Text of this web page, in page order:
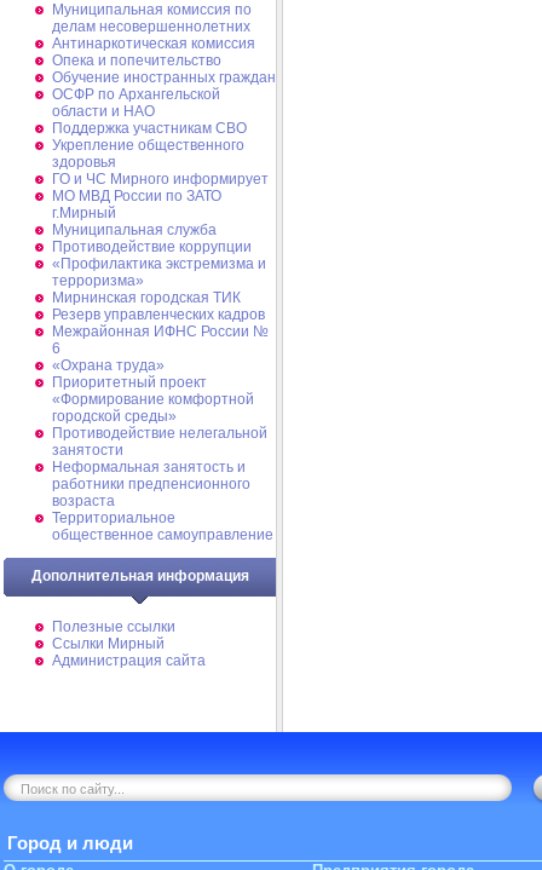
Муниципальная комиссия по
делам несовершеннолетних
Антинаркотическая комиссия
Опека и попечительство
Обучение иностранных граждан
ОСФР по Архангельской
области и НАО
Поддержка участникам СВО
Укрепление общественного
здоровья
ГО и ЧС Мирного информирует
МО МВД России по ЗАТО
г.Мирный
Муниципальная cлужба
Противодействие коррупции
«Профилактика экстремизма и
терроризма»
Мирнинская городская ТИК
Резерв управленческих кадров
Межрайонная ИФНС России №
6
«Охрана труда»
Приоритетный проект
«Формирование комфортной
городской среды»
Противодействие нелегальной
занятости
Неформальная занятость и
работники предпенсионного
возраста
Территориальное
общественное самоуправление
Дополнительная информация
Полезные ссылки
Ссылки Мирный
Администрация сайта
Город и люди